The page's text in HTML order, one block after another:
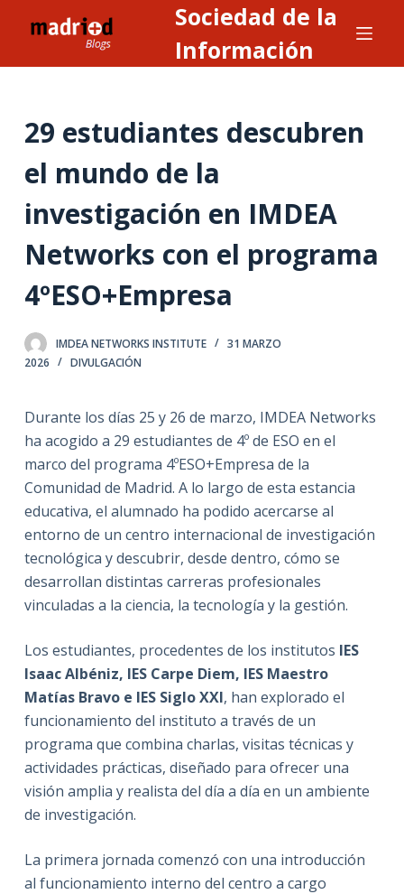
l
e
d
Sociedad de la
Información
29 estudiantes descubren
el mundo de la
investigación en IMDEA
Networks con el programa
4ºESO+Empresa
IMDEA NETWORKS INSTITUTE
31 MARZO
2026
DIVULGACIÓN
Durante los días 25 y 26 de marzo, IMDEA Networks
ha acogido a 29 estudiantes de 4º de ESO en el
marco del programa 4ºESO+Empresa de la
Comunidad de Madrid. A lo largo de esta estancia
educativa, el alumnado ha podido acercarse al
entorno de un centro internacional de investigación
tecnológica y descubrir, desde dentro, cómo se
desarrollan distintas carreras profesionales
vinculadas a la ciencia, la tecnología y la gestión.
Los estudiantes, procedentes de los institutos IES
Isaac Albéniz, IES Carpe Diem, IES Maestro
Matías Bravo e IES Siglo XXI, han explorado el
funcionamiento del instituto a través de un
programa que combina charlas, visitas técnicas y
actividades prácticas, diseñado para ofrecer una
visión amplia y realista del día a día en un ambiente
de investigación.
La primera jornada comenzó con una introducción
al funcionamiento interno del centro a cargo